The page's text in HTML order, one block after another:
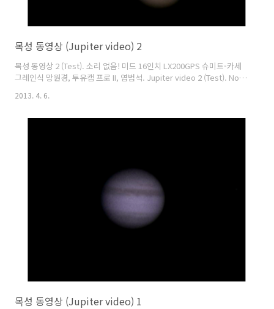
목성 동영상 (Jupiter video) 2
목성 동영상 2 (Test). 소리 없음! 미드 16인치 LX200GPS 슈미트-카세
그레인식 망원경, 투유캠 프로 II, 염범석. Jupiter video 2 (Test). No
Pro II, Bum-Suk Yeom.
2013. 4. 6.
목성 동영상 (Jupiter video) 1